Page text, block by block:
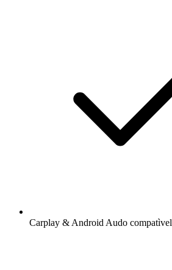
Carplay & Android Audo compatìvel